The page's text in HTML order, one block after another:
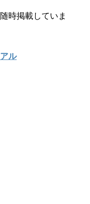
時掲載していま
ル